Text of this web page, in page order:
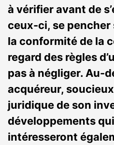
à vérifier avant de
ceux-ci, se
la conformité de la
regard des règles
pas à négliger. Au-
acquéreur,
juridique de son
développements
intéresseront